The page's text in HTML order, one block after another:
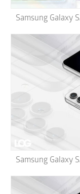
Samsung Galaxy
Samsung Galaxy